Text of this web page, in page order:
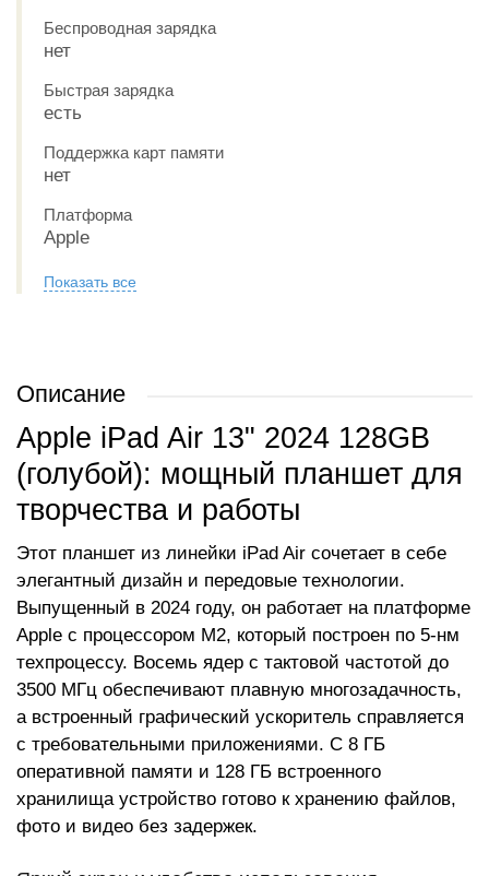
Беспроводная зарядка
нет
Быстрая зарядка
есть
Поддержка карт памяти
нет
Платформа
Apple
Показать все
Описание
Apple iPad Air 13" 2024 128GB
(голубой): мощный планшет для
творчества и работы
Этот планшет из линейки iPad Air сочетает в себе
элегантный дизайн и передовые технологии.
Выпущенный в 2024 году, он работает на платформе
Apple с процессором M2, который построен по 5-нм
техпроцессу. Восемь ядер с тактовой частотой до
3500 МГц обеспечивают плавную многозадачность,
а встроенный графический ускоритель справляется
с требовательными приложениями. С 8 ГБ
оперативной памяти и 128 ГБ встроенного
хранилища устройство готово к хранению файлов,
фото и видео без задержек.